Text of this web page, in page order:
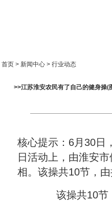
首页 > 新闻中心 > 行业动态
>>江苏淮安农民有了自己的健身操(
核心提示：6月30日
日活动上，由淮安
相。该操共10节，
该操共10节